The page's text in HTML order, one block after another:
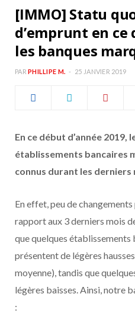
[IMMO] Statu
d’emprunt en ce
les banques
PAR PHILLIPE M. 25 JANVIER 2019
En ce début d’année 2019,
établissements bancaires
connus durant les derniers
En effet, peu de
rapport aux 3 derniers mois
que quelques établissements
présentent de légères
moyenne), tandis que
légères baisses. Ainsi, notre
: